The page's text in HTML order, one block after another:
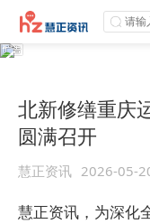
北新修缮重庆
圆满召开
慧正资讯 2026-05-
慧正资讯，为深化